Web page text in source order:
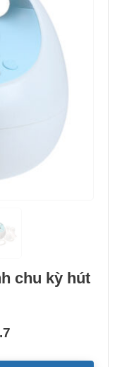
chu kỳ hút